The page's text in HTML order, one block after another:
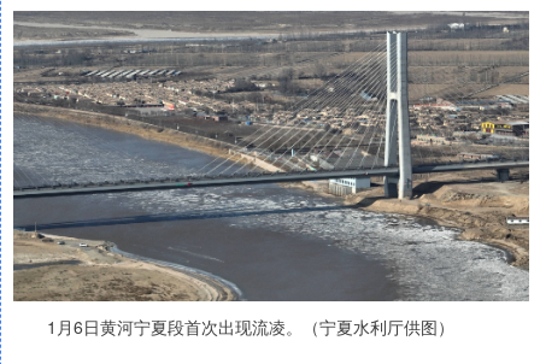
1月6日黄河宁夏段首次出现流凌。（宁夏水利厅供图）